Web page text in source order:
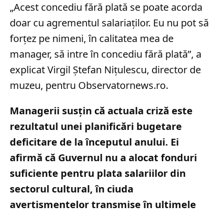
„Acest concediu fără plată se poate acorda
doar cu agrementul salariaţilor. Eu nu pot să
forţez pe nimeni, în calitatea mea de
manager, să intre în concediu fără plată”, a
explicat Virgil Ștefan Nițulescu, director de
muzeu, pentru Observatornews.ro.
Managerii susțin că actuala criză este
rezultatul unei planificări bugetare
deficitare de la începutul anului. Ei
afirmă că Guvernul nu a alocat fonduri
suficiente pentru plata salariilor din
sectorul cultural, în ciuda
avertismentelor transmise în ultimele